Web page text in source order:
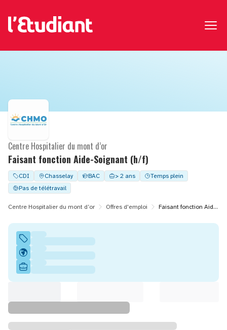
Faisant fonction Aide-Soignant (h/f)
Centre Hospitalier du mont d’or
CDI Chasselay BAC > 2 ans
Temps plein
Pas de télétravail
Centre Hospitalier du mont d’or Offres d'emploi Faisant fonction Aide-Soignant (h/f)